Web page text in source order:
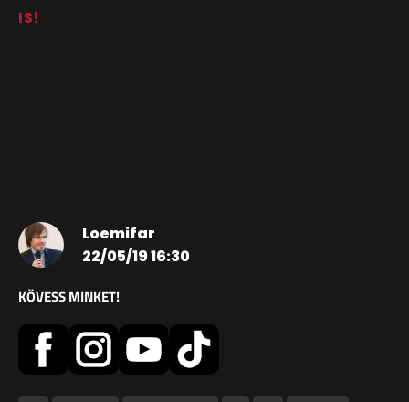
IS!
Loemifar
22/05/19 16:30
KÖVESS MINKET!